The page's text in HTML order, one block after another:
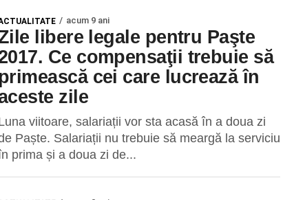
acum 9 ani
libere legale pentru Paşte
Ce compensaţii trebuie să
cei care lucrează în
zile
viitoare, salariații vor sta acasă în a doua zi
Paște. Salariații nu trebuie să meargă la serviciu
prima și a doua zi de...